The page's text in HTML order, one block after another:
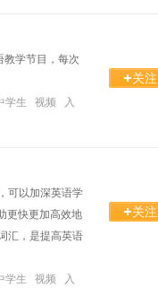
学节目，每次
学生 视频 入
可以加深英语学
更快更加高效地
汇，是提高英语
学生 视频 入